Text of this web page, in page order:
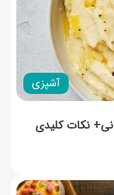
آشپزی
نکات کلیدی